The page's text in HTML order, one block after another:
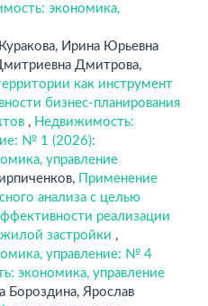
экономика,
Ирина Юрьевна
Дмитрова,
как инструмент
бизнес-планирования
, Недвижимость:
№ 1 (2026):
управление
Применение
анализа с целью
реализации
застройки ,
управление: № 4
экономика, управление
Бороздина, Ярослав